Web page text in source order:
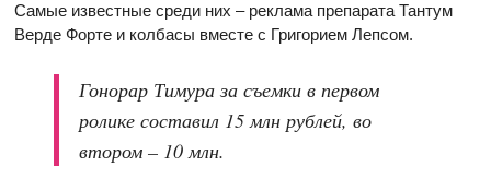
Самые известные среди них – реклама препарата Тантум
Верде Форте и колбасы вместе с Григорием Лепсом.
Гонорар Тимура за съемки в первом
ролике составил 15 млн рублей, во
втором – 10 млн.